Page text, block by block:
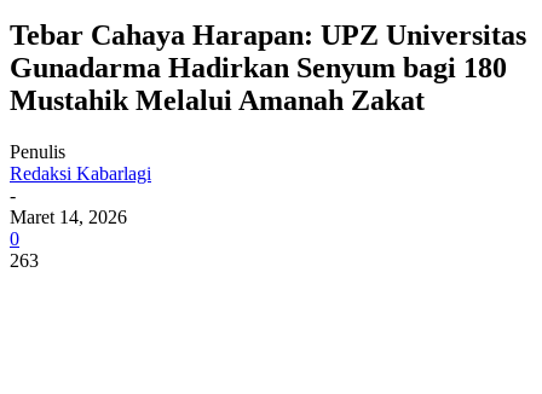
Tebar Cahaya Harapan: UPZ Universitas
Gunadarma Hadirkan Senyum bagi 180
Mustahik Melalui Amanah Zakat
Penulis
Redaksi Kabarlagi
-
Maret 14, 2026
0
263